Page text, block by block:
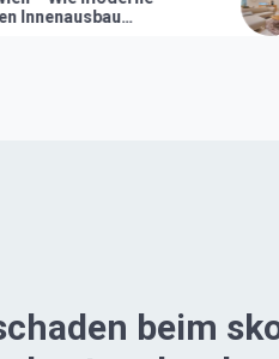
Funktionalität
beim